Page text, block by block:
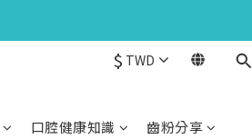
$ TWD
口腔健康知識
齒粉分享